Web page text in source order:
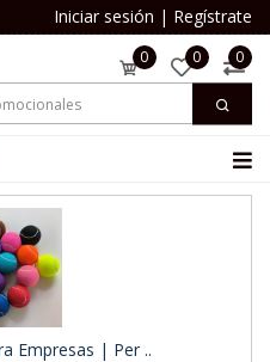
Iniciar sesión | Regístrate
0 0 0
Empresas | Per ..